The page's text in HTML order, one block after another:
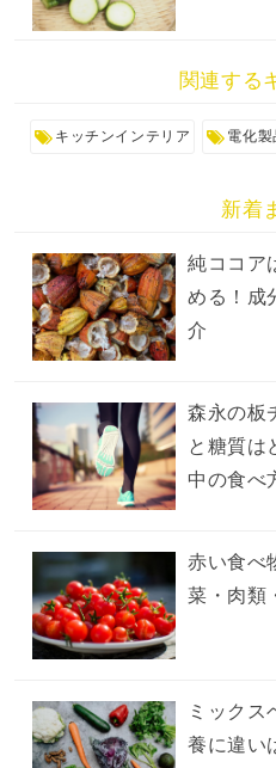
関連する
キッチンインテリア 電化製
新着
純ココア
める！成
介
森永の板
と糖質は
中の食べ
赤い食べ
菜・肉類
ミックス
養に違い